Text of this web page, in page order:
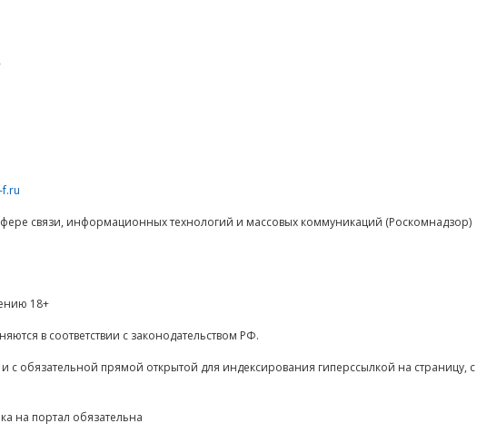
f.ru
связи, информационных технологий и массовых коммуникаций (Роскомнадзор)
18+
в соответствии с законодательством РФ.
обязательной прямой открытой для индексирования гиперссылкой на страницу, с
на портал обязательна